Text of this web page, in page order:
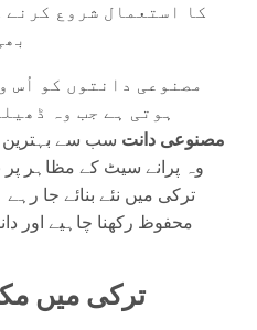
کا استعمال شروع کرنے
مصنوعی دانتوں کو اُس
ہوتی ہے جب وہ
مصنوعی دانت سب سے بہترین
وہ پرانے سیٹ کے مظاہر پر
ترکی میں نئے بنائے جا
محفوظ رکھنا چاہیے اور
ترکی میں